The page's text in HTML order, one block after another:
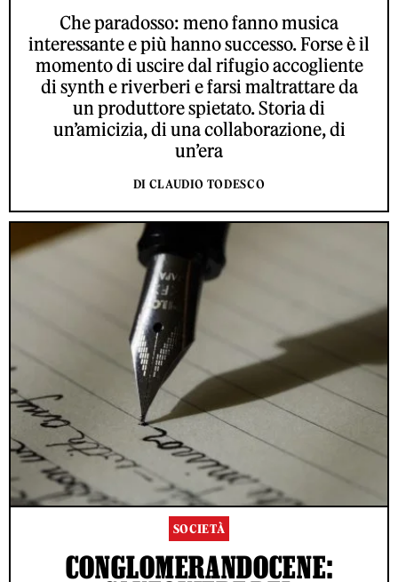
Che paradosso: meno fanno musica
interessante e più hanno successo. Forse è il
momento di uscire dal rifugio accogliente
di synth e riverberi e farsi maltrattare da
un produttore spietato. Storia di
un’amicizia, di una collaborazione, di
un’era
DI CLAUDIO TODESCO
SOCIETÀ
CONGLOMERANDOCENE: